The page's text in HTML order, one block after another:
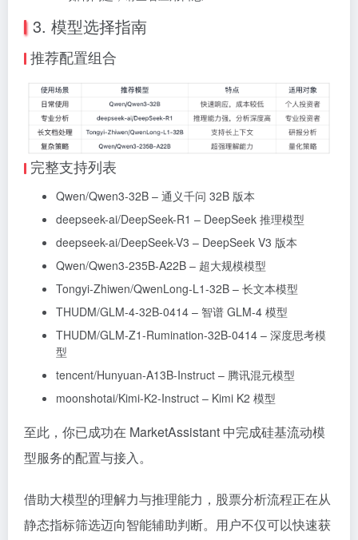
3. 模型选择指南
推荐配置组合
完整支持列表
Qwen/Qwen3-32B – 通义千问 32B 版本
deepseek-ai/DeepSeek-R1 – DeepSeek 推理模型
deepseek-ai/DeepSeek-V3 – DeepSeek V3 版本
Qwen/Qwen3-235B-A22B – 超大规模模型
Tongyi-Zhiwen/QwenLong-L1-32B – 长文本模型
THUDM/GLM-4-32B-0414 – 智谱 GLM-4 模型
THUDM/GLM-Z1-Rumination-32B-0414 – 深度思考模
型
tencent/Hunyuan-A13B-Instruct – 腾讯混元模型
moonshotai/Kimi-K2-Instruct – Kimi K2 模型
至此，你已成功在 MarketAssistant 中完成硅基流动模
型服务的配置与接入。
借助大模型的理解力与推理能力，股票分析流程正在从
静态指标筛选迈向智能辅助判断。用户不仅可以快速获